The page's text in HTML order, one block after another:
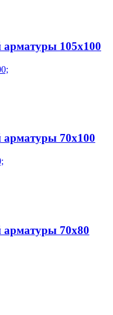
105x100
70x100
70x80